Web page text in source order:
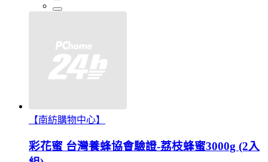
【南紡購物中心】
彩花蜜 台灣養蜂協會驗證-荔枝蜂蜜3000g (2入